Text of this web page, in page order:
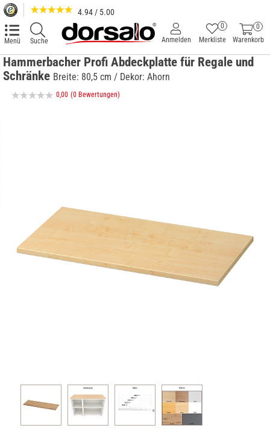
4.94 / 5.00
Menü Suche
0
Warenkorb
Merkliste
0
Anmelden
Hammerbacher Profi Abdeckplatte für Regale und
Schränke Breite: 80,5 cm / Dekor: Ahorn
0,00 (0 Bewertungen)